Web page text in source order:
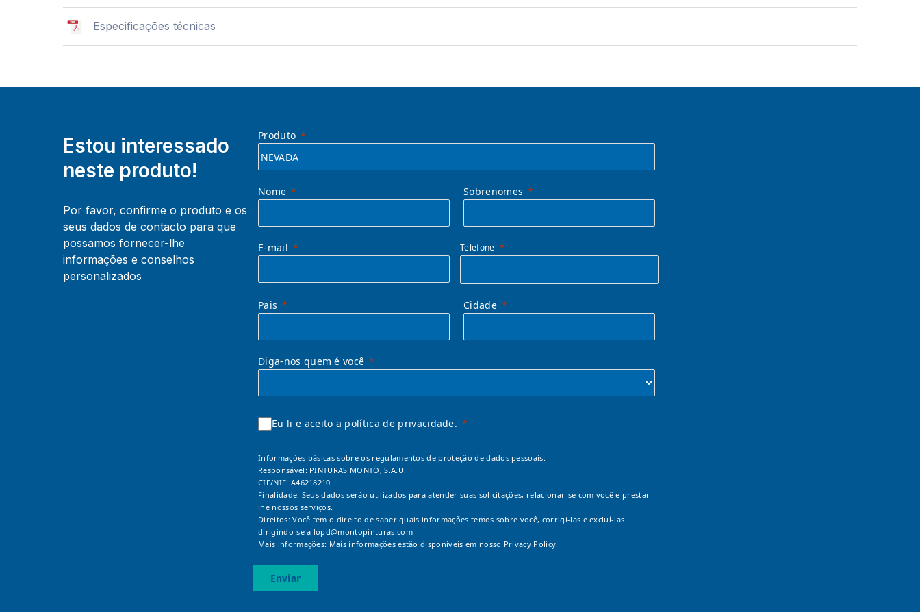
Especificações técnicas
Estou interessado
neste produto!
Por favor, confirme o produto e os
seus dados de contacto para que
possamos fornecer-lhe
informações e conselhos
personalizados
Produto
Nome Sobrenomes
E-mail Telefone
Pais Cidade
Diga-nos quem é você
Eu li e aceito a política de privacidade.
Informações básicas sobre os regulamentos de proteção de dados pessoais:
Responsável: PINTURAS MONTÓ, S.A.U.
CIF/NIF: A46218210
Finalidade: Seus dados serão utilizados para atender suas solicitações, relacionar-se com você e prestar-
lhe nossos serviços.
Direitos: Você tem o direito de saber quais informações temos sobre você, corrigi-las e excluí-las
dirigindo-se a lopd@montopinturas.com
Mais informações: Mais informações estão disponíveis em nosso Privacy Policy.
Enviar